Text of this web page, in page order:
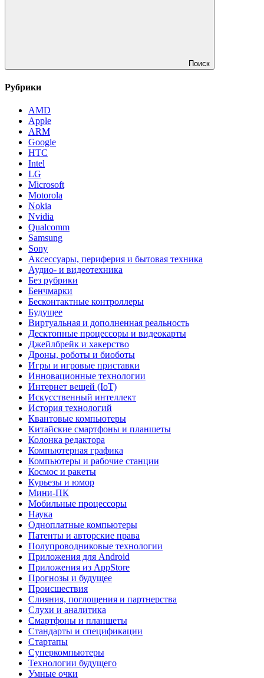
Поиск
Рубрики
AMD
Apple
ARM
Google
HTC
Intel
LG
Microsoft
Motorola
Nokia
Nvidia
Qualcomm
Samsung
Sony
Аксессуары, периферия и бытовая техника
Аудио- и видеотехника
Без рубрики
Бенчмарки
Бесконтактные контроллеры
Будущее
Виртуальная и дополненная реальность
Десктопные процессоры и видеокарты
Джейлбрейк и хакерство
Дроны, роботы и биоботы
Игры и игровые приставки
Инновационные технологии
Интернет вещей (IoT)
Искусственный интеллект
История технологий
Квантовые компьютеры
Китайские смартфоны и планшеты
Колонка редактора
Компьютерная графика
Компьютеры и рабочие станции
Космос и ракеты
Курьезы и юмор
Мини-ПК
Мобильные процессоры
Наука
Одноплатные компьютеры
Патенты и авторские права
Полупроводниковые технологии
Приложения для Android
Приложения из AppStore
Прогнозы и будущее
Происшествия
Слияния, поглощения и партнерства
Слухи и аналитика
Смартфоны и планшеты
Стандарты и спецификации
Стартапы
Суперкомпьютеры
Технологии будущего
Умные очки